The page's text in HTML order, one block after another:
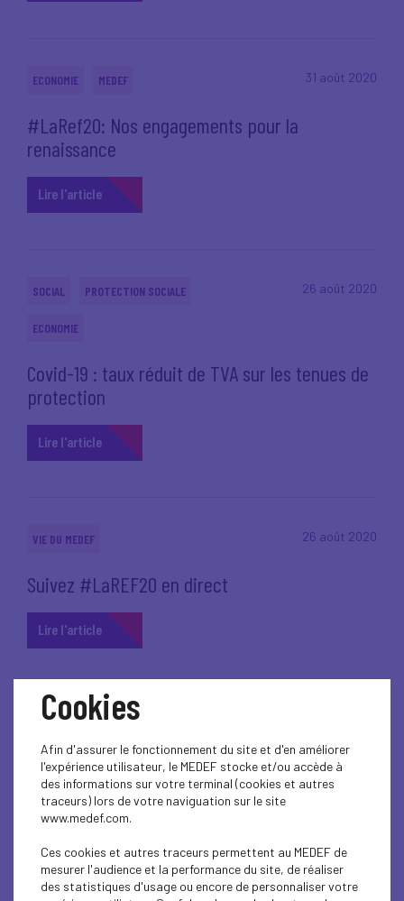
31 août 2020
ECONOMIE MEDEF
#LaRef20: Nos engagements pour la
renaissance
Lire l'article
26 août 2020
SOCIAL PROTECTION SOCIALE
ECONOMIE
Covid-19 : taux réduit de TVA sur les tenues de
protection
Lire l'article
26 août 2020
VIE DU MEDEF
Suivez #LaREF20 en direct
Lire l'article
Covid-19 : La réduction des délais d’extension
des accords de relance post-Covid est
prolongée
Lire l'article
Cookies
Afin d'assurer le fonctionnement du site et d'en améliorer
l'expérience utilisateur, le MEDEF stocke et/ou accède à
des informations sur votre terminal (cookies et autres
traceurs) lors de votre naviguation sur le site
www.medef.com.
Ces cookies et autres traceurs permettent au MEDEF de
mesurer l'audience et la performance du site, de réaliser
des statistiques d'usage ou encore de personnaliser votre